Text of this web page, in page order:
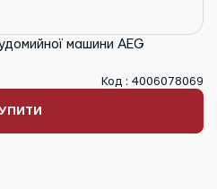
машини AEG
Код : 4006078069